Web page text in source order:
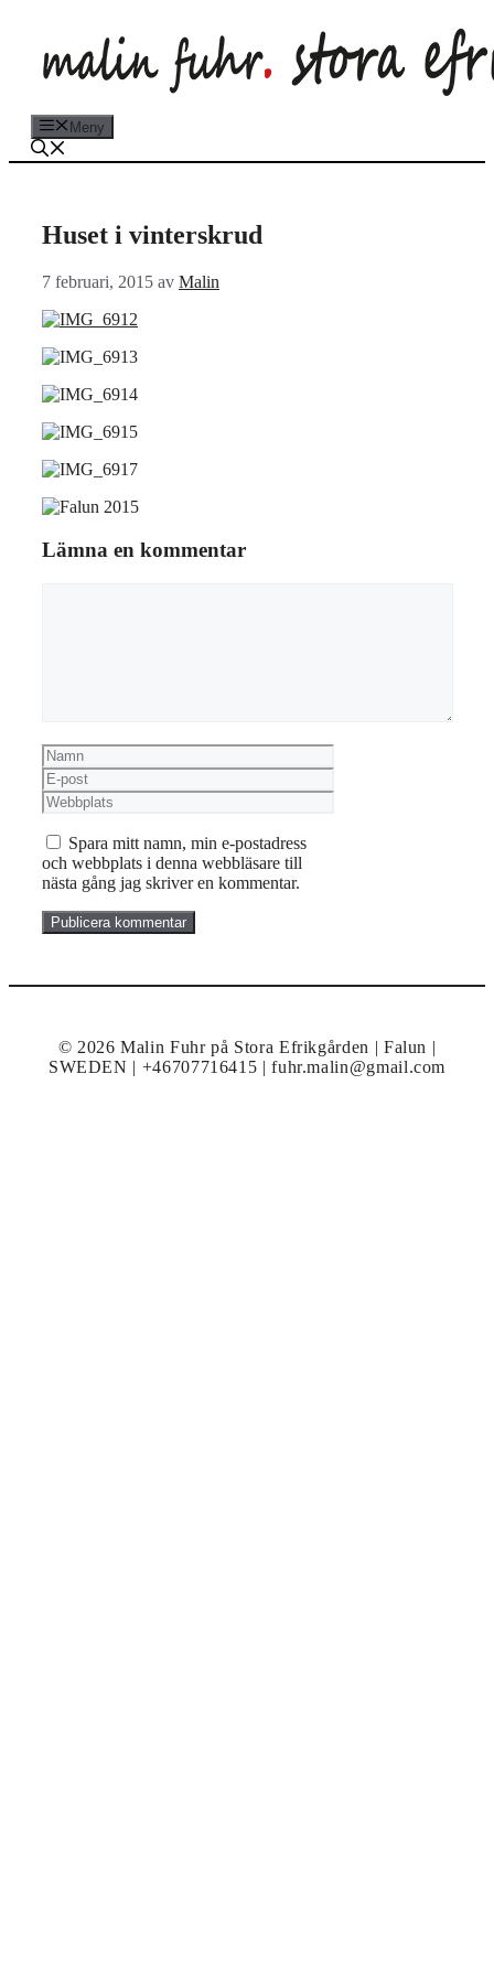
innehåll
Meny
Huset i vinterskrud
7 februari, 2015 av Malin
Lämna en kommentar
Namn
E-
post
Webbplats
Spara mitt namn, min e-postadress
och webbplats i denna webbläsare till
nästa gång jag skriver en kommentar.
© 2026 Malin Fuhr på Stora Efrikgården | Falun |
SWEDEN | +46707716415 | fuhr.malin@gmail.com